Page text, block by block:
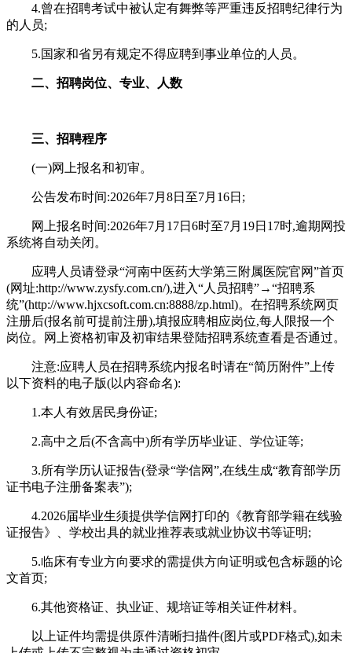
4.曾在招聘考试中被认定有舞弊等严重违反招聘纪律行为
的人员;
5.国家和省另有规定不得应聘到事业单位的人员。
二、招聘岗位、专业、人数
三、招聘程序
(一)网上报名和初审。
公告发布时间:2026年7月8日至7月16日;
网上报名时间:2026年7月17日6时至7月19日17时,逾期网投
系统将自动关闭。
应聘人员请登录“河南中医药大学第三附属医院官网”首页
(网址:http://www.zysfy.com.cn/),进入“人员招聘”→“招聘系
统”(http://www.hjxcsoft.com.cn:8888/zp.html)。在招聘系统网页
注册后(报名前可提前注册),填报应聘相应岗位,每人限报一个
岗位。网上资格初审及初审结果登陆招聘系统查看是否通过。
注意:应聘人员在招聘系统内报名时请在“简历附件”上传
以下资料的电子版(以内容命名):
1.本人有效居民身份证;
2.高中之后(不含高中)所有学历毕业证、学位证等;
3.所有学历认证报告(登录“学信网”,在线生成“教育部学历
证书电子注册备案表”);
4.2026届毕业生须提供学信网打印的《教育部学籍在线验
证报告》、学校出具的就业推荐表或就业协议书等证明;
5.临床有专业方向要求的需提供方向证明或包含标题的论
文首页;
6.其他资格证、执业证、规培证等相关证件材料。
以上证件均需提供原件清晰扫描件(图片或PDF格式),如未